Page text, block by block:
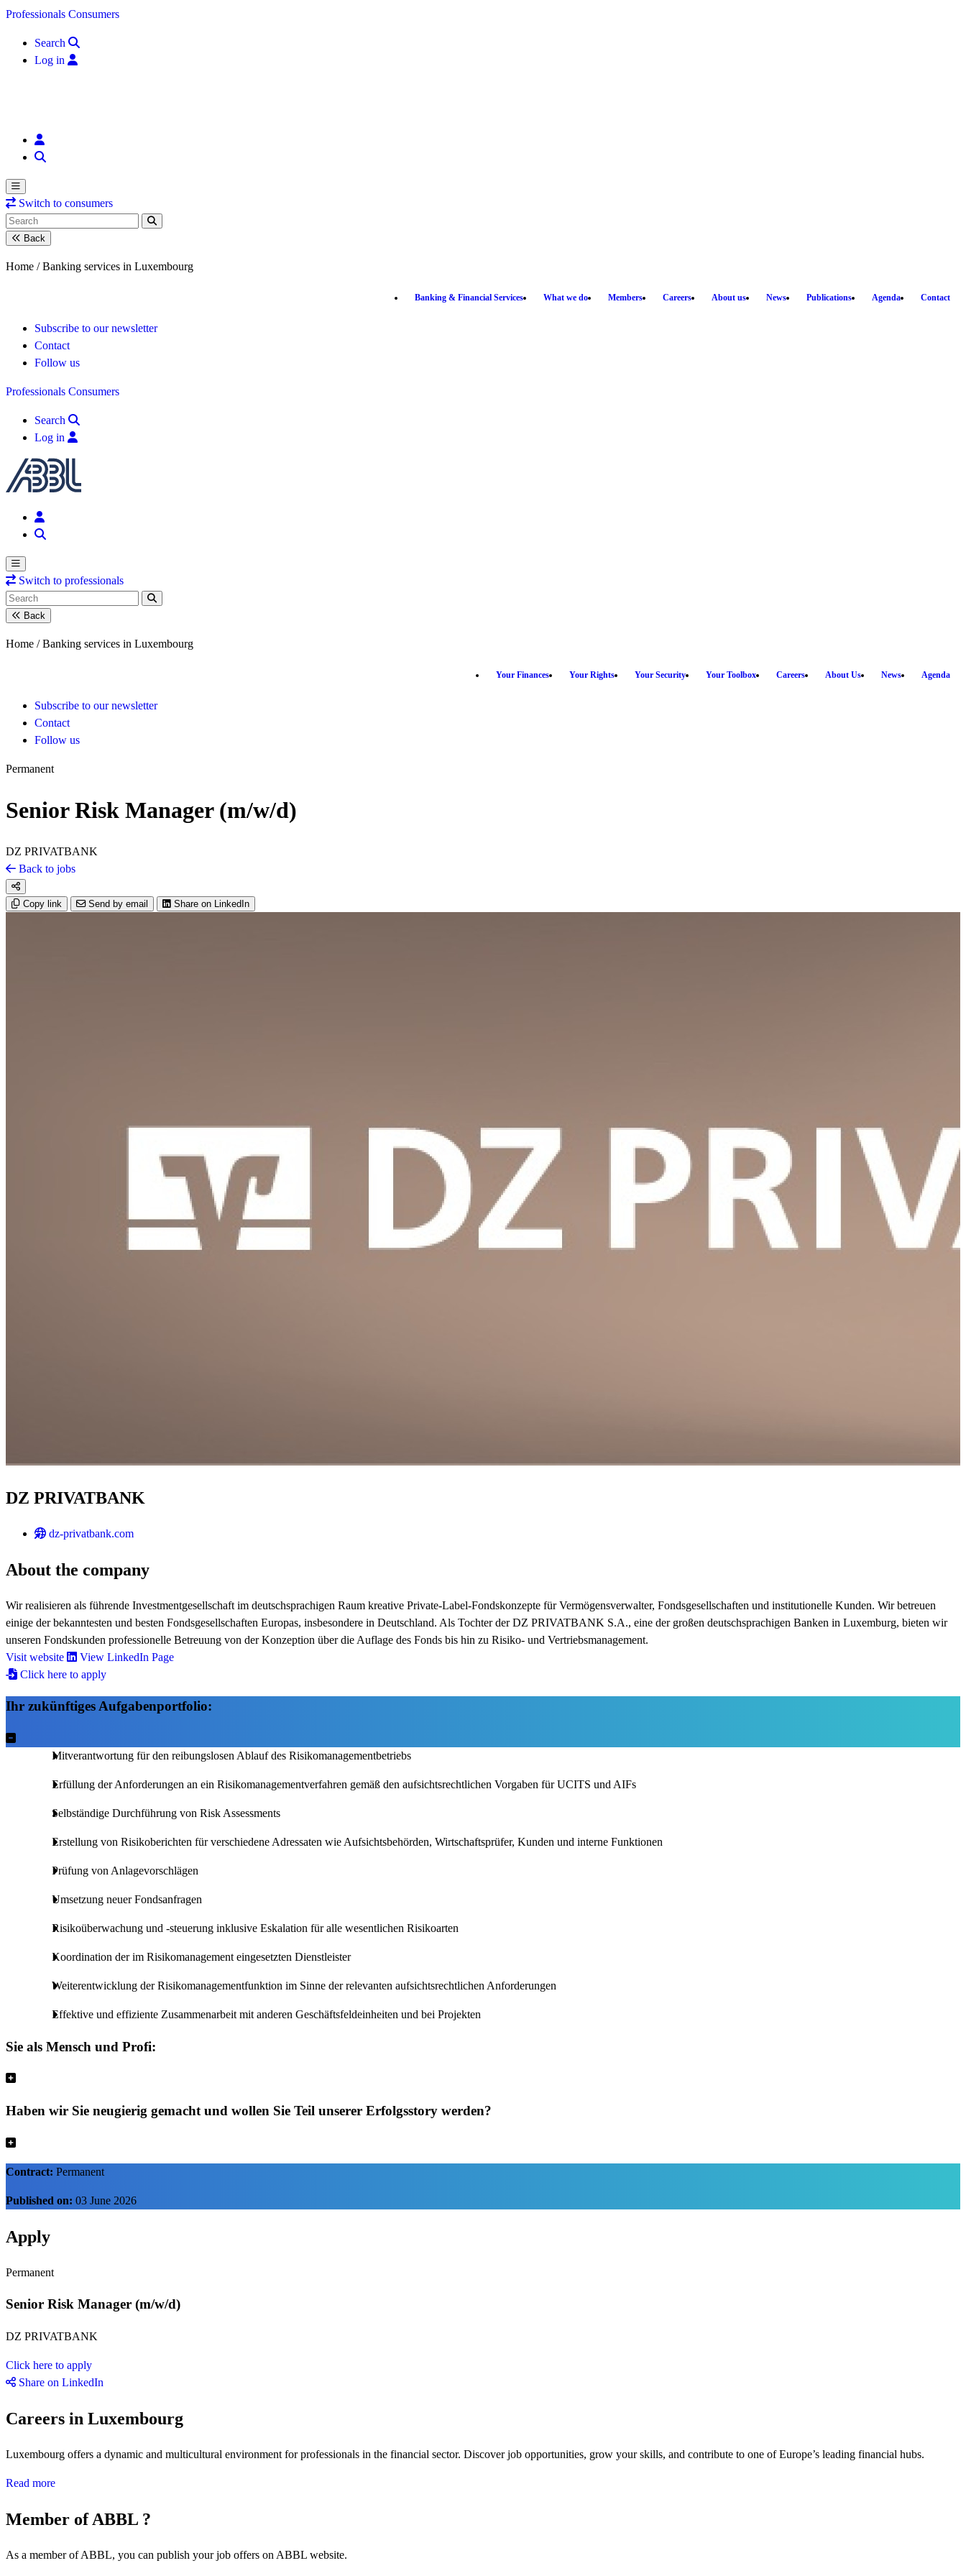
Skip to content
Professionals Consumers
Search
Log in
Switch to consumers
Back
Home / Banking services in Luxembourg
Banking & Financial Services What we do Members Careers About us News Publications Agenda Contact
Subscribe to our newsletter
Contact
Follow us
Professionals Consumers
Search
Log in
Switch to professionals
Back
Home / Banking services in Luxembourg
Your Finances Your Rights Your Security Your Toolbox Careers About Us News Agenda
Subscribe to our newsletter
Contact
Follow us
Permanent
Senior Risk Manager (m/w/d)
DZ PRIVATBANK
Back to jobs
Copy link Send by email Share on LinkedIn
DZ PRIVATBANK
dz-privatbank.com
About the company
Wir realisieren als führende Investmentgesellschaft im deutschsprachigen Raum kreative Private-Label-Fondskonzepte für Vermögensverwalter, Fondsgesellschaften und institutionelle Kunden. Wir betreuen
einige der bekanntesten und besten Fondsgesellschaften Europas, insbesondere in Deutschland. Als Tochter der DZ PRIVATBANK S.A., eine der großen deutschsprachigen Banken in Luxemburg, bieten wir
unseren Fondskunden professionelle Betreuung von der Konzeption über die Auflage des Fonds bis hin zu Risiko- und Vertriebsmanagement.
Visit website
View LinkedIn Page
Click here to apply
Ihr zukünftiges Aufgabenportfolio:
Mitverantwortung für den reibungslosen Ablauf des Risikomanagementbetriebs
Erfüllung der Anforderungen an ein Risikomanagementverfahren gemäß den aufsichtsrechtlichen Vorgaben für UCITS und AIFs
Selbständige Durchführung von Risk Assessments
Erstellung von Risikoberichten für verschiedene Adressaten wie Aufsichtsbehörden, Wirtschaftsprüfer, Kunden und interne Funktionen
Prüfung von Anlagevorschlägen
Umsetzung neuer Fondsanfragen
Risikoüberwachung und -steuerung inklusive Eskalation für alle wesentlichen Risikoarten
Koordination der im Risikomanagement eingesetzten Dienstleister
Weiterentwicklung der Risikomanagementfunktion im Sinne der relevanten aufsichtsrechtlichen Anforderungen
Effektive und effiziente Zusammenarbeit mit anderen Geschäftsfeldeinheiten und bei Projekten
Sie als Mensch und Profi:
Haben wir Sie neugierig gemacht und wollen Sie Teil unserer Erfolgsstory werden?
Contract: Permanent
Published on: 03 June 2026
Apply
Permanent
Senior Risk Manager (m/w/d)
DZ PRIVATBANK
Click here to apply
Share on LinkedIn
Careers in Luxembourg
Luxembourg offers a dynamic and multicultural environment for professionals in the financial sector. Discover job opportunities, grow your skills, and contribute to one of Europe’s leading financial hubs.
Read more
Member of ABBL ?
As a member of ABBL, you can publish your job offers on ABBL website.